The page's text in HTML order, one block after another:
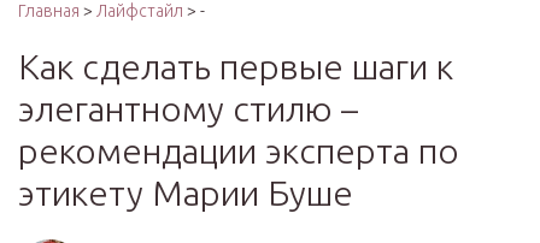
Главная > Лайфстайл > -
Как сделать первые шаги к
элегантному стилю –
рекомендации эксперта по
этикету Марии Буше